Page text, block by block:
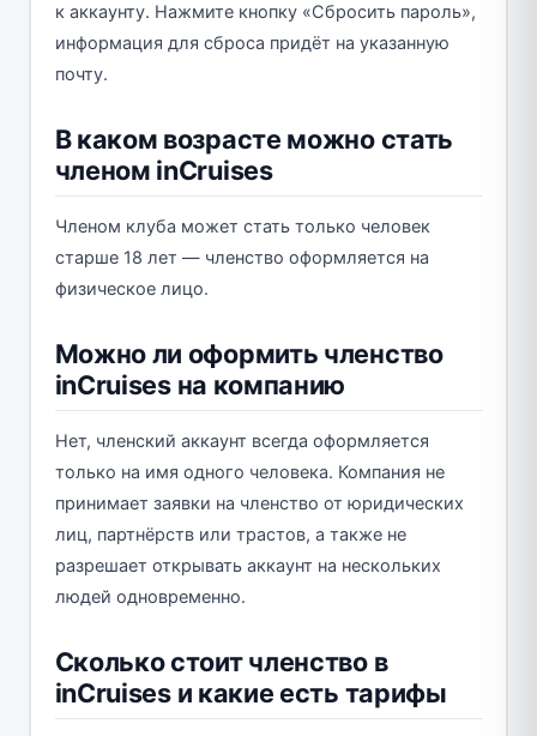
к аккаунту. Нажмите кнопку «Сбросить пароль»,
информация для сброса придёт на указанную
почту.
В каком возрасте можно стать
членом inCruises
Членом клуба может стать только человек
старше 18 лет — членство оформляется на
физическое лицо.
Можно ли оформить членство
inCruises на компанию
Нет, членский аккаунт всегда оформляется
только на имя одного человека. Компания не
принимает заявки на членство от юридических
лиц, партнёрств или трастов, а также не
разрешает открывать аккаунт на нескольких
людей одновременно.
Сколько стоит членство в
inCruises и какие есть тарифы